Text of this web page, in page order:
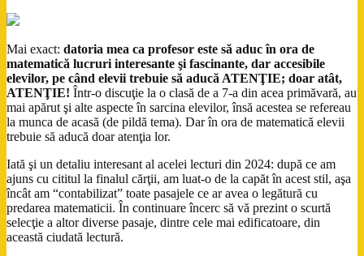
Mai exact: datoria mea ca profesor este să aduc în ora de
matematică lucruri interesante şi fascinante, dar accesibile
elevilor, pe când elevii trebuie să aducă ATENŢIE; doar atât,
ATENŢIE! Într-o discuţie la o clasă de a 7-a din acea primăvară, au
mai apărut şi alte aspecte în sarcina elevilor, însă acestea se refereau
la munca de acasă (de pildă tema). Dar în ora de matematică elevii
trebuie să aducă doar atenţia lor.
Iată şi un detaliu interesant al acelei lecturi din 2024: după ce am
ajuns cu cititul la finalul cărţii, am luat-o de la capăt în acest stil, aşa
încât am “contabilizat” toate pasajele ce ar avea o legătură cu
predarea matematicii. În continuare încerc să vă prezint o scurtă
selecţie a altor diverse pasaje, dintre cele mai edificatoare, din
această ciudată lectură.